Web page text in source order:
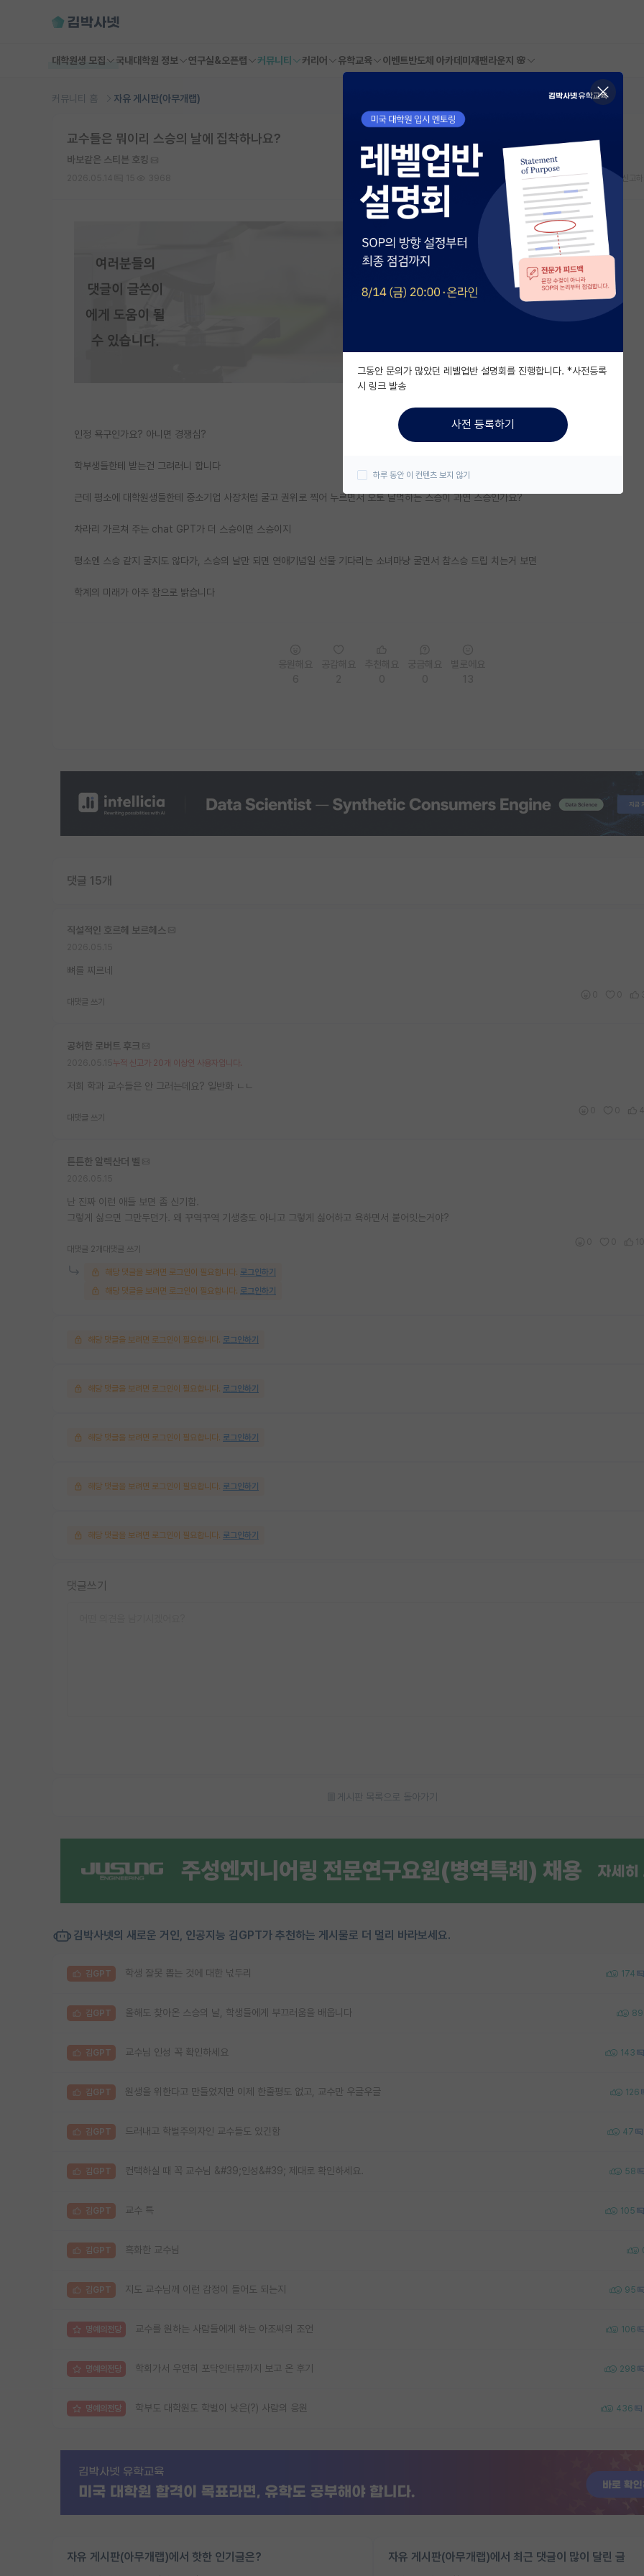
대학원생 모집 국내대학원 정보 연구실&오픈랩 커뮤니티 커리어 유학교육 이벤트반도체 아카데미 재팬라운지 🌸
커뮤니티 홈 자유 게시판(아무개랩)
교수들은 뭐이리 스승의 날에 집착하나요?
바보같은 스티븐 호킹
스크랩 신고
인정 욕구인가요? 아니면 경쟁심?
학부생들한테 받는건 그려러니 합니다
근데 평소에 대학원생들한테 중소기업 사장처럼 굴고 권위로 찍어 누르면서 오토 날먹하는 스승이 과연 스승인가요?
차라리 가르쳐 주는 chat GPT가 더 스승이면 스승이지
평소엔 스승 같지 굴지도 않다가, 스승의 날만 되면 연애기념일 선물 기다리는 소녀마냥 굴면서 참스승 드립 치는거 보면
학계의 미래가 아주 참으로 밝습니다
댓글 15개
직설적인 호르헤 보르헤스
뼈를 찌르네
대댓글 쓰기
공허한 로버트 후크
누적 신고가 20개 이상인 사용자입니다.
저희 학과 교수들은 안 그러는데요? 일반화 ㄴㄴ
대댓글 쓰기
튼튼한 알렉산더 벨
난 진짜 이런 애들 보면 좀 신기함.
그렇게 싫으면 그만두던가. 왜 꾸역꾸역 기생충도 아니고 그렇게 싫어하고 욕하면서 붙어잇는거야?
대댓글 2개 대댓글 쓰기
해당 댓글을 보려면 로그인이 필요합니다. 로그인하기
해당 댓글을 보려면 로그인이 필요합니다. 로그인하기
해당 댓글을 보려면 로그인이 필요합니다. 로그인하기
해당 댓글을 보려면 로그인이 필요합니다. 로그인하기
해당 댓글을 보려면 로그인이 필요합니다. 로그인하기
해당 댓글을 보려면 로그인이 필요합니다. 로그인하기
해당 댓글을 보려면 로그인이 필요합니다. 로그인하기
댓글쓰기
게시판 목록으로 돌아가기
김박사넷의 새로운 거인, 인공지능 김GPT가 추천하는 게시물로 더 멀리 바라보세요.
김GPT 학생 잘못 뽑는 것에 대한 넋두리 174
김GPT 올해도 찾아온 스승의 날, 학생들에게 부끄러움을 배웁니다 89
김GPT 교수님 인성 꼭 확인하세요 143
김GPT 원생을 위한다고 만들었지만 이제 한줄평도 없고, 교수만 우글우글 126
김GPT 드러내고 학벌주의자인 교수들도 있긴함 47
김GPT 컨택하실 때 꼭 교수님 &#39;인성&#39; 제대로 확인하세요. 58
김GPT 교수 특 105
김GPT 흑화한 교수님
김GPT 지도 교수님께 이런 감정이 들어도 되는지 95
명예의전당 교수를 원하는 사람들에게 하는 아조씨의 조언 106
명예의전당 학회가서 우연히 포닥인터뷰까지 보고 온 후기 298
명예의전당 학부도 대학원도 학벌이 낮은(?) 사람의 응원 436
자유 게시판(아무개랩)에서 핫한 인기글은? 자유 게시판(아무개랩)에서 최근 댓글이 많이 달린 글
그동안 문의가 많았던 레벨업반 설명회를 진행합니다. *사전등록
시 링크 발송
사전 등록하기
하루 동안 이 컨텐츠 보지 않기